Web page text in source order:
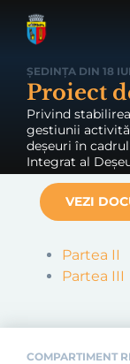
ȘEDINȚA DIN 18
Proiect
Privind
gestiunii
deșeuri în
Integrat al
VEZI
Partea II
Partea III
COMPARTIMENT